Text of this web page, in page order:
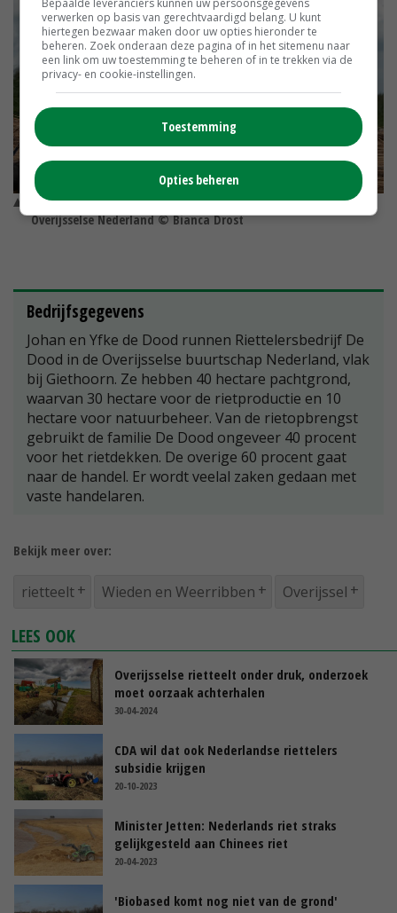
Yfke, Joey en Johan de Dood, Riettelersbedrijf de Dood in het
Overijsselse Nederland © Bianca Drost
Bedrijfsgegevens
Johan en Yfke de Dood runnen Riettelersbedrijf De
Dood in de Overijsselse buurtschap Nederland, vlak
bij Giethoorn. Ze hebben 40 hectare pachtgrond,
waarvan 30 hectare voor de rietproductie en 10
hectare voor natuurbeheer. Van de rietopbrengst
gebruikt de familie De Dood ongeveer 40 procent
voor het rietdekken. De overige 60 procent gaat
naar de handel. Er wordt veelal zaken gedaan met
vaste handelaren.
Bekijk meer over:
rietteelt Wieden en Weerribben Overijssel
LEES OOK
Overijsselse rietteelt onder druk, onderzoek
moet oorzaak achterhalen
30-04-2024
CDA wil dat ook Nederlandse riettelers
subsidie krijgen
20-10-2023
Minister Jetten: Nederlands riet straks
gelijkgesteld aan Chinees riet
20-04-2023
'Biobased komt nog niet van de grond'
verwerken op basis van gerechtvaardigd belang. U kunt
hiertegen bezwaar maken door uw opties hieronder te
beheren. Zoek onderaan deze pagina of in het sitemenu naar
een link om uw toestemming te beheren of in te trekken via de
privacy- en cookie-instellingen.
Toestemming
Opties beheren